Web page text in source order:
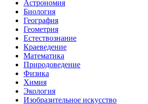
Астрономия
Биология
География
Геометрия
Естествознание
Краеведение
Математика
Природоведение
Физика
Химия
Экология
Изобразительное искусство